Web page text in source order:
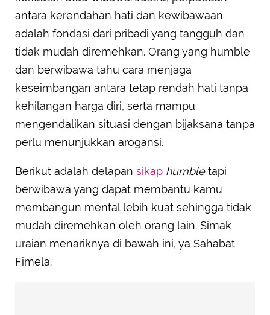
Tidak Haus Validasi dari Orang Lain
Tetap Tenang dalam Menghadapi Kritik
antara kerendahan hati dan kewibawaan
adalah fondasi dari pribadi yang tangguh dan
tidak mudah diremehkan. Orang yang humble
dan berwibawa tahu cara menjaga
keseimbangan antara tetap rendah hati tanpa
kehilangan harga diri, serta mampu
mengendalikan situasi dengan bijaksana tanpa
perlu menunjukkan arogansi.
Berikut adalah delapan sikap humbletapi
berwibawa yang dapat membantu kamu
membangun mental lebih kuat sehingga tidak
mudah diremehkan oleh orang lain. Simak
uraian menariknya di bawah ini, ya Sahabat
Fimela.